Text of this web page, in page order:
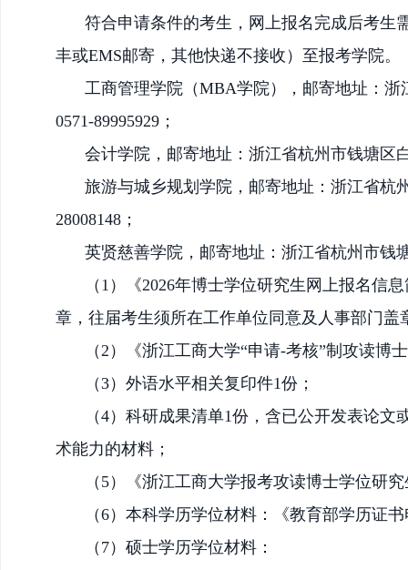
符合申请条件的考生，网上报名完成后考生
丰或EMS邮寄，其他快递不接收） 至报考学院。
工商管理学院（MBA学院），邮寄地址：浙
0571-89995929；
会计学院，邮寄地址：浙江省杭州市钱塘区
旅游与城乡规划学院，邮寄地址：浙江省杭
28008148；
英贤慈善学院，邮寄地址：浙江省杭州市钱
（ 1 ）《2026年博士学位研究生网上报名信
章，往届考生须所在工作单位同意及人事部门盖
（2）《浙江工商大学“申请-考核”制攻读博
（3）外语水平相关复印件1份；
（4）科研成果清单1份，含已公开发表论文
术能力的材料；
（ 5）《浙江工商大学报考攻读博士学位研
（6）本科学历学位材料：《教育部学历证
（ 7）硕士学历学位材料：